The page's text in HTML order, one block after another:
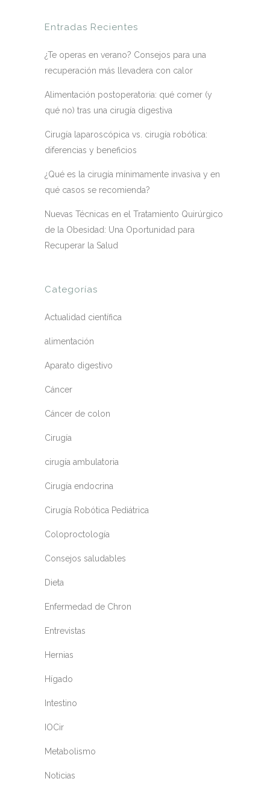
Entradas Recientes
¿Te operas en verano? Consejos para una
recuperación más llevadera con calor
Alimentación postoperatoria: qué comer (y
qué no) tras una cirugía digestiva
Cirugía laparoscópica vs. cirugía robótica:
diferencias y beneficios
¿Qué es la cirugía mínimamente invasiva y en
qué casos se recomienda?
Nuevas Técnicas en el Tratamiento Quirúrgico
de la Obesidad: Una Oportunidad para
Recuperar la Salud
Categorías
Actualidad científica
alimentación
Aparato digestivo
Cáncer
Cáncer de colon
Cirugía
cirugía ambulatoria
Cirugía endocrina
Cirugía Robótica Pediátrica
Coloproctología
Consejos saludables
Dieta
Enfermedad de Chron
Entrevistas
Hernias
Hígado
Intestino
IOCir
Metabolismo
Noticias